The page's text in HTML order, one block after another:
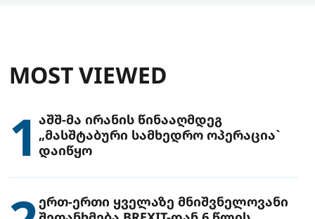
MOST VIEWED
1აშშ-მა ირანის წინააღმდეგ
„მასშტაბური სამხედრო ოპერაცია`
დაიწყო
ერთ-ერთი ყველაზე მნიშვნელოვანი